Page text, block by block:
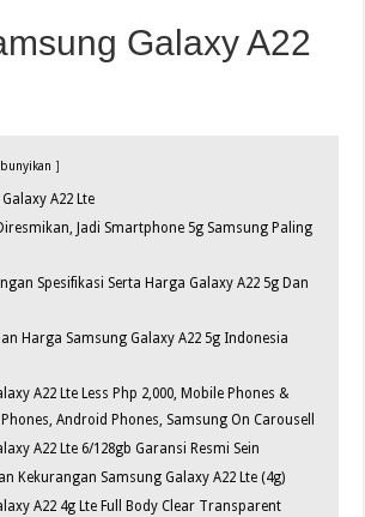
Galaxy A22
A22 Lte
Jadi Smartphone 5g Samsung Paling
Spesifikasi Serta Harga Galaxy A22 5g Dan
Harga Samsung Galaxy A22 5g Indonesia
A22 Lte Less Php 2,000, Mobile Phones &
Android Phones, Samsung On Carousell
A22 Lte 6/128gb Garansi Resmi Sein
Kekurangan Samsung Galaxy A22 Lte (4g)
A22 4g Lte Full Body Clear Transparent